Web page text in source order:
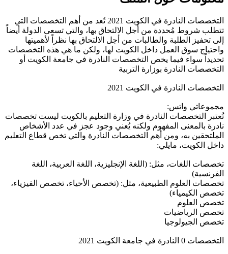
التخصصات النادرة في الكويت 2021 تُعد من أهم التخصصات التي
تتطلب شروط مُحددة من أجل الالتحاق بها، والتي تسعى الدولة أيضاً
إلى تحفيز الطلبة والطالبات من أجل الالتحاق بها نظراً لأهميتها
واحتياج سوق العمل داخل الكويت لها، ولكن ما هي هذه التخصصات
تحديداً سواء فيما يخص التخصصات النادرة في جامعة الكويت أو
التخصصات النادرة بوزارة التربية
التخصصات النادرة في الكويت 2021
مجموعاتي واتس:
تُعتبر التخصصات النادرة في وزارة التعليم بالكويت ليست تخصصات
نادرة بالمعنى المفهوم ولكنه يُعني وجود عجز في عدد الأشخاص
الملتحقين به، ومن أهم التخصصات النادرة والتي تخص قطاع التعليم
داخل الكويت، مايلي:
تخصصات اللغات، مثل: (اللغة الإنجليزية، اللغة العربية، اللغة
الفرنسية)
تخصصات العلوم الطبيعية، مثل: (تخصص الأحياء، تخصص الفيزياء،
تخصص الكيمياء)
تخصص العلوم
تخصص الرياضيات
تخصص الجيولوجيا
التخصصات 0 النادرة في جامعة الكويت 2021